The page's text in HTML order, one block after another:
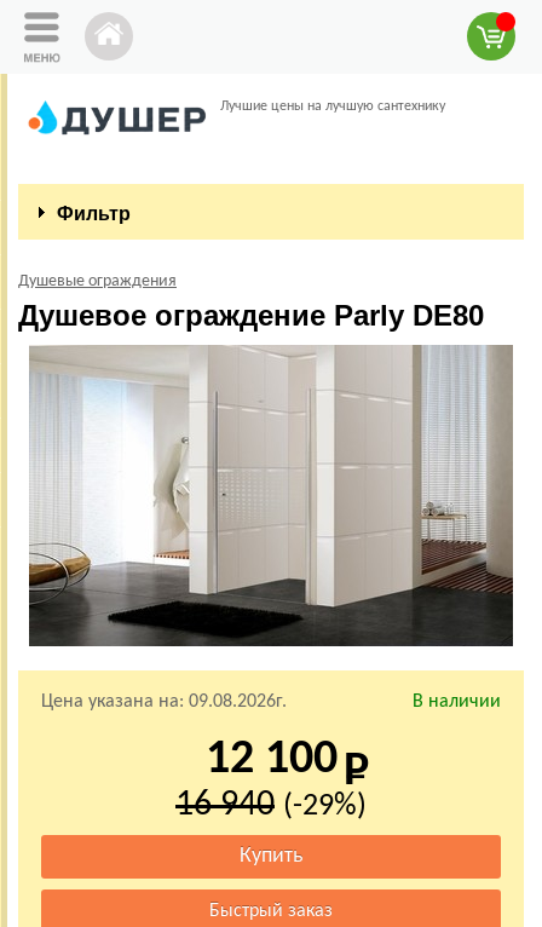
Лучшие цены на лучшую сантехнику
Фильтр
Душевые ограждения
Душевое ограждение Parly DE80
Цена указана на: 09.08.2026г. В наличии
12 100
16 940 (-29%)